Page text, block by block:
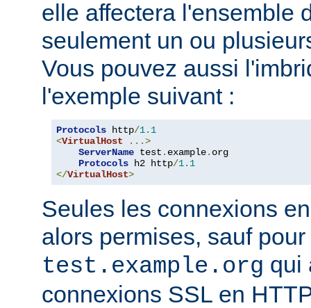
elle affectera l'ensemble
seulement un ou
Vous pouvez aussi
l'exemple suivant :
Protocols http/1.1
<VirtualHost
...>
ServerName test . example. org
Protocols h2 http/1.1
</VirtualHost>
Seules les connexions
alors permises, sauf
test.example.org qui
connexions SSL en